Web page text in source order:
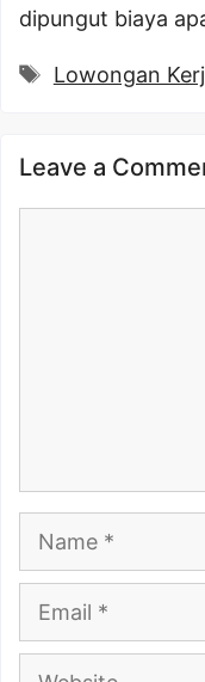
dipungut biaya
Tags
Lowongan
Leave a
Website